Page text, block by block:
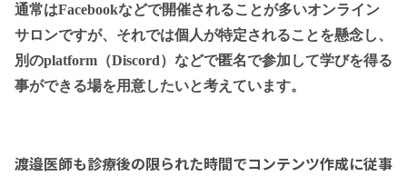
通常はFacebookなどで開催されることが多いオンライン
サロンですが、それでは個人が特定されることを懸念し、
別のplatform（Discord）などで匿名で参加して学びを得る
事ができる場を用意したいと考えています。
渡邉医師も診療後の限られた時間でコンテンツ作成に従事